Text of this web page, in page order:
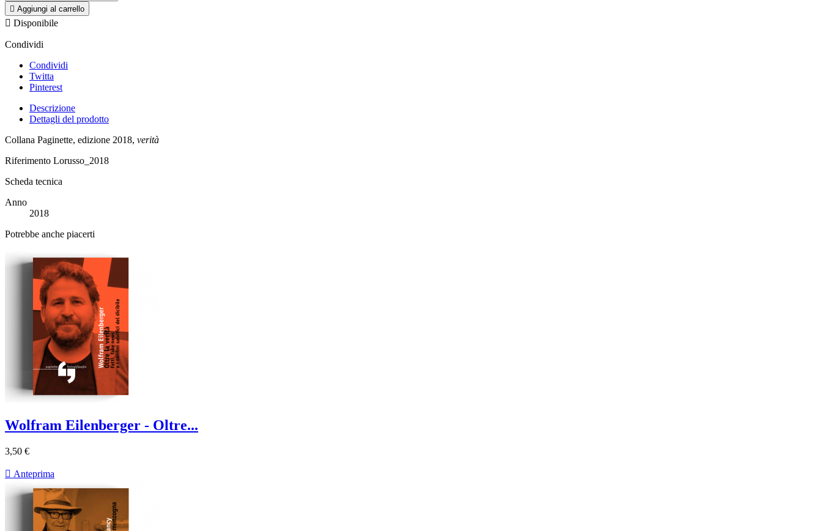
 Aggiungi al carrello
 Disponibile
Condividi
Condividi
Twitta
Pinterest
Descrizione
Dettagli del prodotto
Collana Paginette, edizione 2018, verità
Riferimento Lorusso_2018
Scheda tecnica
Anno
2018
Potrebbe anche piacerti
Wolfram Eilenberger - Oltre...
3,50 €
 Anteprima